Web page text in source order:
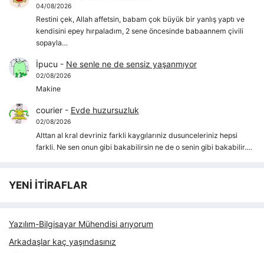
04/08/2026
Restini çek, Allah affetsin, babam çok büyük bir yanlış yaptı ve
kendisini epey hırpaladım, 2 sene öncesinde babaannem çivili
sopayla…
İpucu - Ne senle ne de sensiz yaşanmıyor
02/08/2026
Makine
courier- Evde huzursuzluk
02/08/2026
Alttan al kral devriniz farkli kaygılarıniz dusunceleriniz hepsi
farkli. Ne sen onun gibi bakabilirsin ne de o senin gibi bakabilir.…
YENİ İTİRAFLAR
Yazılım-Bilgisayar Mühendisi arıyorum
Arkadaşlar kaç yaşındasınız